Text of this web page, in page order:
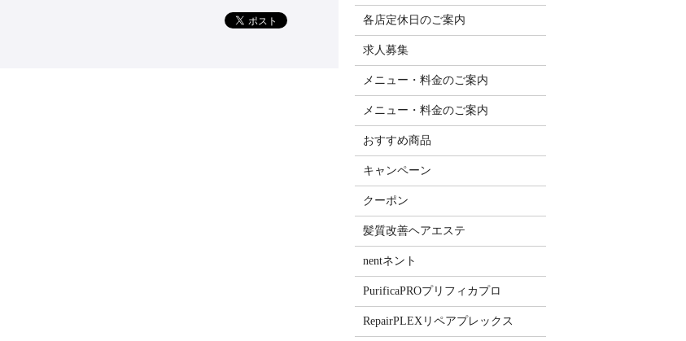
各店定休日のご案内
求人募集
メニュー・料金のご案内
メニュー・料金のご案内
おすすめ商品
キャンペーン
クーポン
髪質改善ヘアエステ
nentネント
PurificaPROプリフィカプロ
RepairPLEXリペアプレックス